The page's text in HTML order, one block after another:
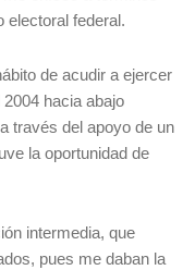
federal.
de acudir a ejercer
hacia abajo
través del apoyo de un
la oportunidad de
intermedia, que
pues me daban la